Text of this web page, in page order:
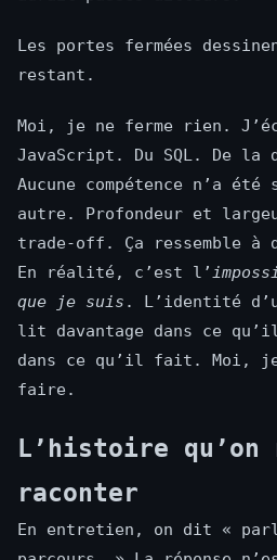
Les portes fermées
restant.
Moi, je ne ferme rien.
JavaScript. Du SQL. De la
Aucune compétence n’a
autre. Profondeur et
trade-off. Ça ressemble à
En réalité, c’est l’
que je suis . L’identité
lit davantage dans ce
dans ce qu’il fait. Moi, je
faire.
L’histoire qu’on
raconter
En entretien, on dit «